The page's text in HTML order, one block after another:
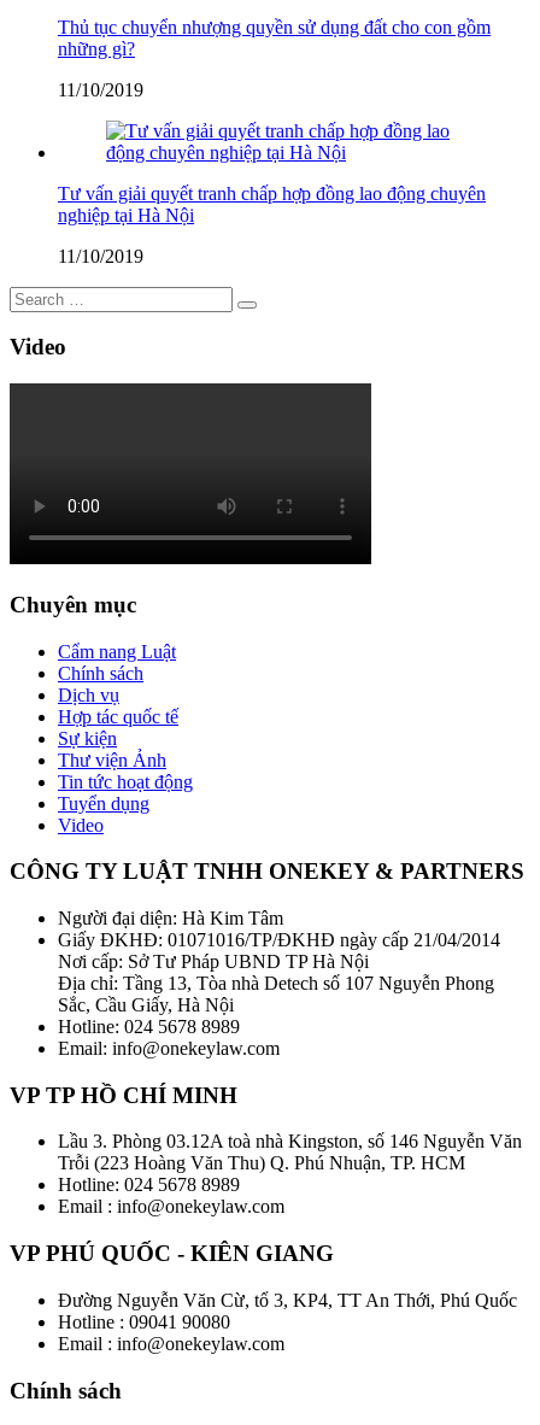
Thủ tục chuyển nhượng quyền sử dụng đất cho con gồm
những gì?
11/10/2019
Tư vấn giải quyết tranh chấp hợp đồng lao động chuyên
nghiệp tại Hà Nội
11/10/2019
Video
Chuyên mục
Cẩm nang Luật
Chính sách
Dịch vụ
Hợp tác quốc tế
Sự kiện
Thư viện Ảnh
Tin tức hoạt động
Tuyển dụng
Video
CÔNG TY LUẬT TNHH ONEKEY & PARTNERS
Người đại diện: Hà Kim Tâm
Giấy ĐKHĐ: 01071016/TP/ĐKHĐ ngày cấp 21/04/2014
Nơi cấp: Sở Tư Pháp UBND TP Hà Nội
Địa chỉ: Tầng 13, Tòa nhà Detech số 107 Nguyễn Phong
Sắc, Cầu Giấy, Hà Nội
Hotline: 024 5678 8989
Email: info@onekeylaw.com
VP TP HỒ CHÍ MINH
Lầu 3. Phòng 03.12A toà nhà Kingston, số 146 Nguyễn Văn
Trỗi (223 Hoàng Văn Thu) Q. Phú Nhuận, TP. HCM
Hotline: 024 5678 8989
Email : info@onekeylaw.com
VP PHÚ QUỐC - KIÊN GIANG
Đường Nguyễn Văn Cừ, tổ 3, KP4, TT An Thới, Phú Quốc
Hotline : 09041 90080
Email : info@onekeylaw.com
Chính sách